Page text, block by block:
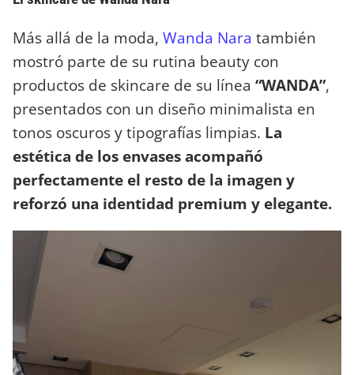
Más allá de la moda, Wanda Nara también
mostró parte de su rutina beauty con
productos de skincare de su línea “WANDA”,
presentados con un diseño minimalista en
tonos oscuros y tipografías limpias. La
estética de los envases acompañó
perfectamente el resto de la imagen y
reforzó una identidad premium y elegante.